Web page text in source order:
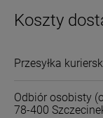
Koszty
Cena nie zawiera
Przesyłka
Odbiór osobisty
78-400